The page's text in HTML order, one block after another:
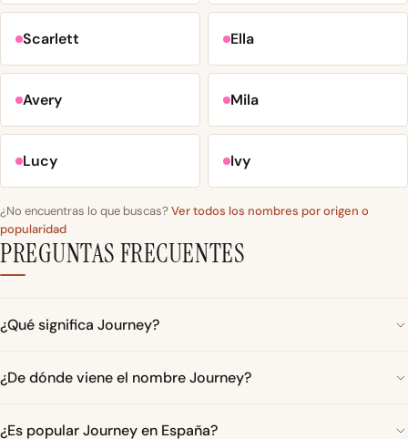
Scarlett Ella
Avery Mila
Lucy Ivy
¿No encuentras lo que buscas?Ver todos los nombres por origen o
popularidad
PREGUNTAS FRECUENTES
¿Qué significa Journey?
¿De dónde viene el nombre Journey?
¿Es popular Journey en España?